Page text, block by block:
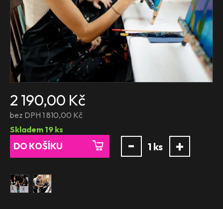
2 190,00 Kč
bez DPH 1 810,00 Kč
Skladem 19 ks
DO KOŠÍKU - 1 ks +